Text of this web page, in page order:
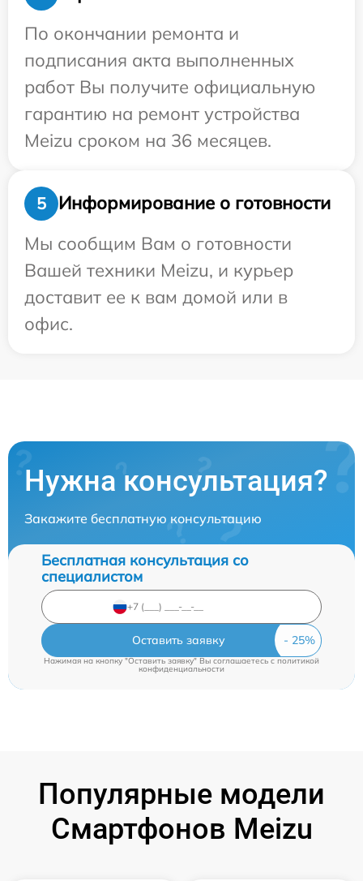
По окончании ремонта и
подписания акта выполненных
работ Вы получите официальную
гарантию на ремонт устройства
Meizu сроком на 36 месяцев.
5
Информирование о готовности
Мы сообщим Вам о готовности
Вашей техники Meizu, и курьер
доставит ее к вам домой или в
офис.
Нужна консультация?
Закажите бесплатную консультацию
Бесплатная консультация со
специалистом
Оставить заявку
Нажимая на кнопку "Оставить заявку" Вы соглашаетесь cполитикой
конфиденциальности
Популярные модели
Смартфонов Meizu